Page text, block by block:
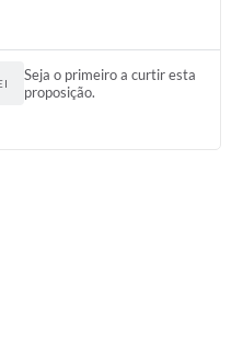
Seja o primeiro a curtir esta
proposição.